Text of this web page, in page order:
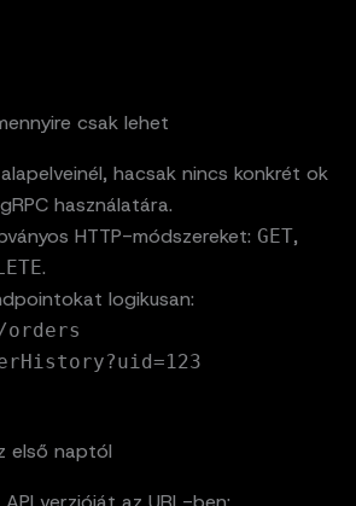
csak lehet
alapelveinél, hacsak nincs konkrét ok
használatára.
HTTP-módszereket: GET,
.
logikusan:
első naptól